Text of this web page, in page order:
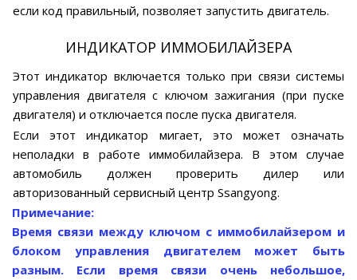
если код правильный, позволяет запустить двигатель.
ИНДИКАТОР ИММОБИЛАЙЗЕРА
Этот индикатор включается только при связи системы
управления двигателя с ключом зажигания (при пуске
двигателя) и отключается после пуска двигателя.
Если этот индикатор мигает, это может означать
неполадки в работе иммобилайзера. В этом случае
автомобиль должен проверить дилер или
авторизованный сервисный центр Ssangyong.
Примечание:
Время связи между ключом с иммобилайзером и
блоком управления двигателем может быть
разным. Если время связи очень небольшое,